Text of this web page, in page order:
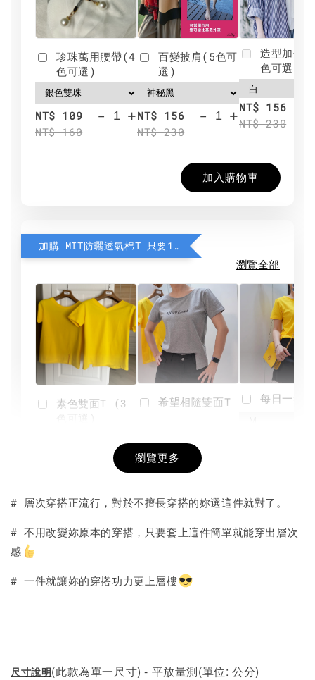
珍珠萬用腰帶(4
色可選)
NT$ 109
NT$ 160
- +
百變披肩(5色可
選)
NT$ 156
NT$ 230
- +
造型加分
色可選)
NT$ 156
NT$ 230
加入購物車
加購 MIT防曬透氣棉T 只要190元
瀏覽全部
素色雙面T (3
+
希望相隨雙面T
NT$ 190
-
每日一笑
瀏覽更多
# 層次穿搭正流行，對於不擅長穿搭的妳選這件就對了。
# 不用改變妳原本的穿搭，只要套上這件簡單就能穿出層次
感
# 一件就讓妳的穿搭功力更上層樓
尺寸說明(此款為單一尺寸) - 平放量測(單位: 公分)